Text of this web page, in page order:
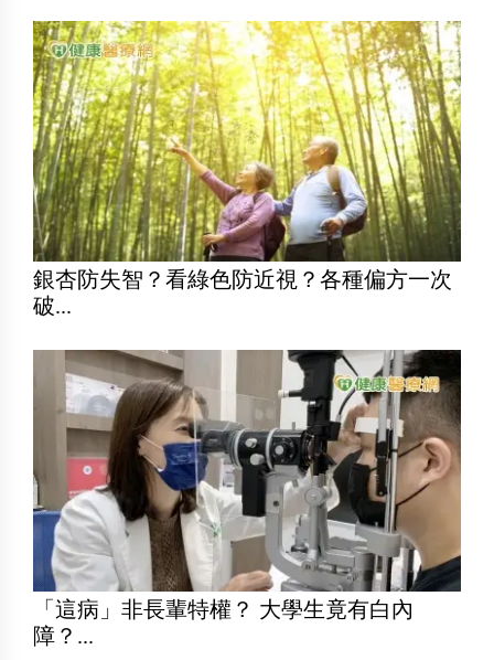
銀杏防失智？看綠色防近視？各種偏方一次
破...
「這病」非長輩特權？ 大學生竟有白內
障？...